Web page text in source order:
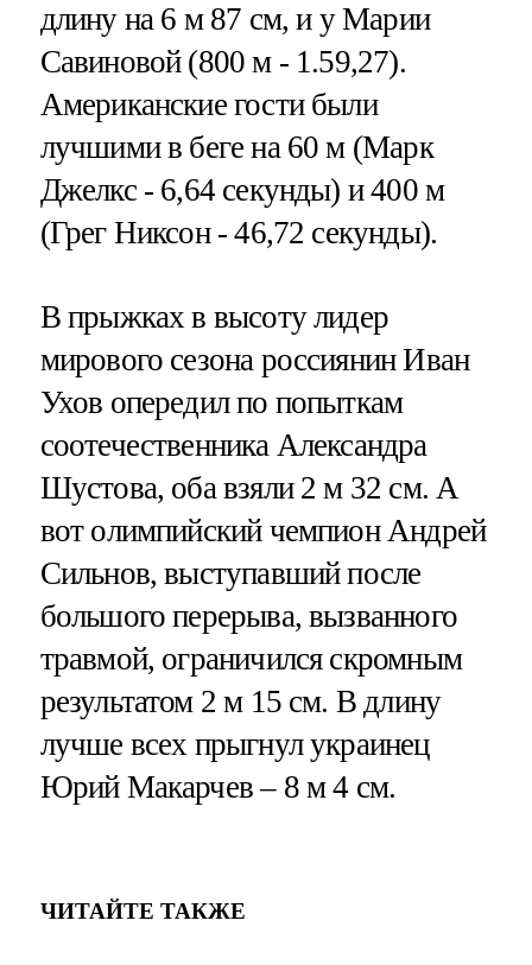
длину на 6 м 87 см, и у Марии
Савиновой (800 м - 1.59,27).
Американские гости были
лучшими в беге на 60 м (Марк
Джелкс - 6,64 секунды) и 400 м
(Грег Никсон - 46,72 секунды).
В прыжках в высоту лидер
мирового сезона россиянин Иван
Ухов опередил по попыткам
соотечественника Александра
Шустова, оба взяли 2 м 32 см. А
вот олимпийский чемпион Андрей
Сильнов, выступавший после
большого перерыва, вызванного
травмой, ограничился скромным
результатом 2 м 15 см. В длину
лучше всех прыгнул украинец
Юрий Макарчев – 8 м 4 см.
ЧИТАЙТЕ ТАКЖЕ